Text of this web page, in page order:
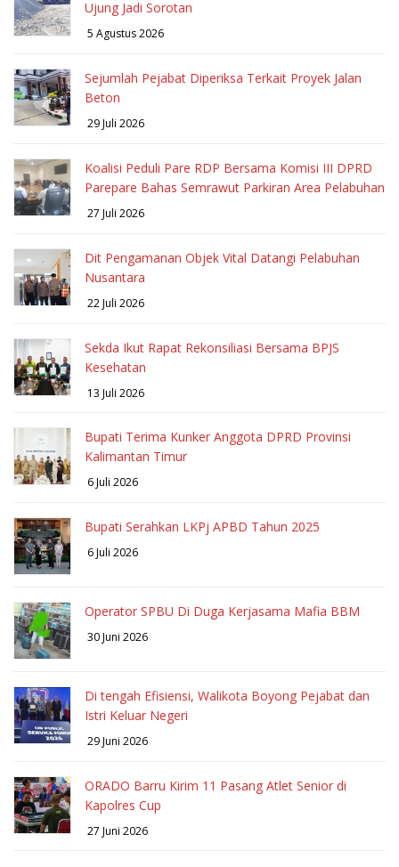
Ujung Jadi Sorotan
5 Agustus 2026
Sejumlah Pejabat Diperiksa Terkait Proyek Jalan
Beton
29 Juli 2026
Koalisi Peduli Pare RDP Bersama Komisi III DPRD
Parepare Bahas Semrawut Parkiran Area Pelabuhan
27 Juli 2026
Dit Pengamanan Objek Vital Datangi Pelabuhan
Nusantara
22 Juli 2026
Sekda Ikut Rapat Rekonsiliasi Bersama BPJS
Kesehatan
13 Juli 2026
Bupati Terima Kunker Anggota DPRD Provinsi
Kalimantan Timur
6 Juli 2026
Bupati Serahkan LKPj APBD Tahun 2025
6 Juli 2026
Operator SPBU Di Duga Kerjasama Mafia BBM
30 Juni 2026
Di tengah Efisiensi, Walikota Boyong Pejabat dan
Istri Keluar Negeri
29 Juni 2026
ORADO Barru Kirim 11 Pasang Atlet Senior di
Kapolres Cup
27 Juni 2026